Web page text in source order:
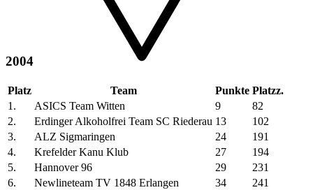
2004
Platz Team Punkte Platzz.
1.
ASICS Team Witten 9
82
2.
Erdinger Alkoholfrei Team SC Riederau 13
102
3.
ALZ Sigmaringen 24
191
4.
Krefelder Kanu Klub 27
194
5.
Hannover 96 29
231
6.
Newlineteam TV 1848 Erlangen 34
241